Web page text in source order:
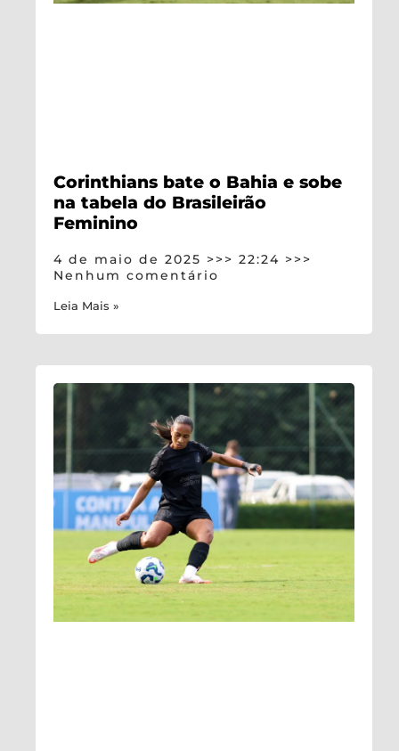
Corinthians bate o Bahia e sobe
na tabela do Brasileirão
Feminino
4 de maio de 2025
22:24
Nenhum comentário
Leia Mais »